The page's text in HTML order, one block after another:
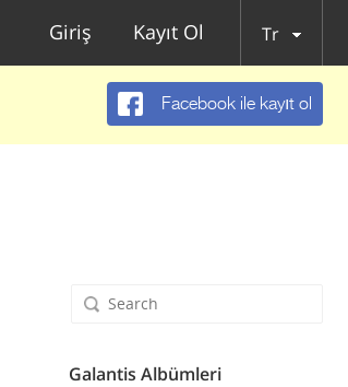
Giriş Kayıt Ol Tr
Facebook ile kayıt ol
Galantis Albümleri